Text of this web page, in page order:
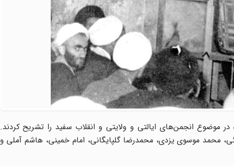
شاه در موضوع انجمن‌های ایالتی و ولایتی و انقلاب سفید را تشریح کردند.
محمد موسوی یزدی، محمدرضا گلپایگانی، امام خمینی، هاشم آملی و